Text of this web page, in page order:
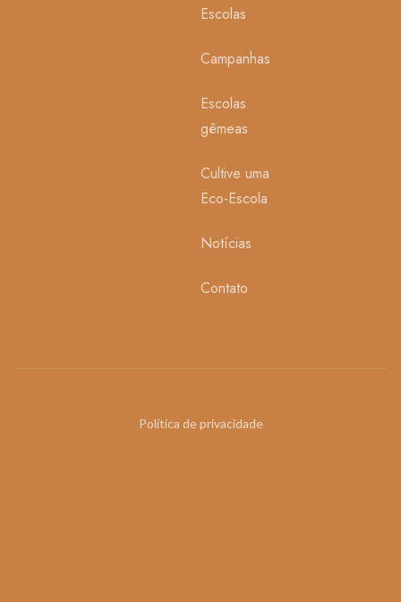
Escolas
Campanhas
Escolas
gêmeas
Cultive uma
Eco-Escola
Notícias
Contato
Política de privacidade